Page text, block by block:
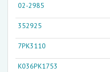
02-2985
352925
7PK3110
K036PK1753